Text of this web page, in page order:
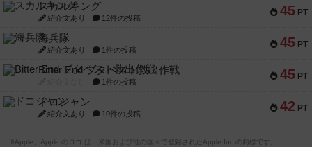
45 PT
スカルキング
紹介文あり 12件の投稿
45 PT
海兵隊
紹介文あり 1件の投稿
45 PT
Bitter End ブタペスト救出作戦
1件の投稿
42 PT
ドコジャン
紹介文あり 10件の投稿
※Apple、Apple のロゴ は、米国および他の国々で登録されたApple Inc.の商標です。